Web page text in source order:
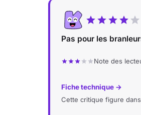
Pas pour les
Note des
Fiche technique →
Cette critique figure dans